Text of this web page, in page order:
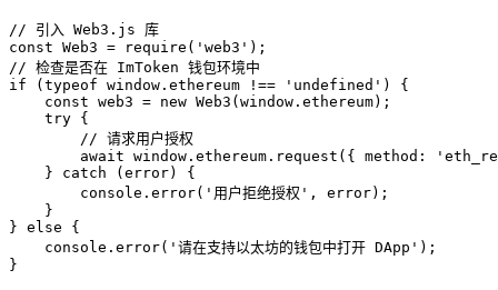
// 引入 Web3.js 库
const Web3 = require('web3');
// 检查是否在 ImToken 钱包环境中
if (typeof window.ethereum !== 'undefined') {
    const web3 = new Web3(window.ethereum);
    try {
        // 请求用户授权
await window.ethereum.request({ method:
    } catch (error) {
        console.error('用户拒绝授权', error);
    }
} else {
    console.error('请在支持以太坊的钱包中打开 DApp');
}